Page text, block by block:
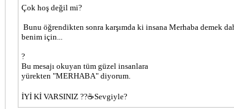
Çok hoş değil mi?
Bunu öğrendikten sonra karşımda ki insana Merhaba demek
benim için...
?
Bu mesajı okuyan tüm güzel insanlara
yürekten "MERHABA" diyorum.
İYİ Kİ VARSINIZ ??☕️Sevgiyle?